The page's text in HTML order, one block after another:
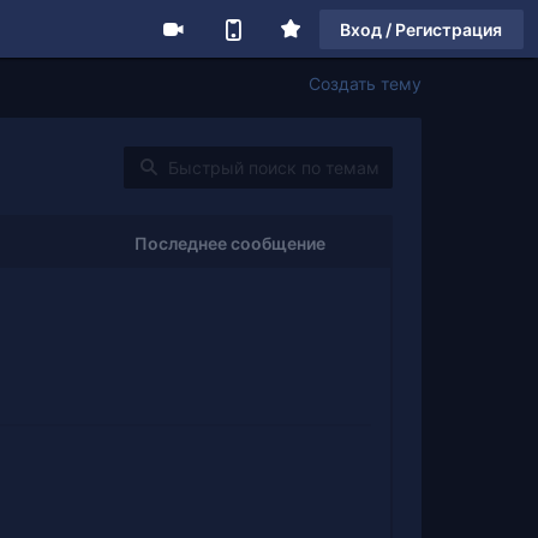
Вход / Регистрация
Создать тему
Последнее сообщение